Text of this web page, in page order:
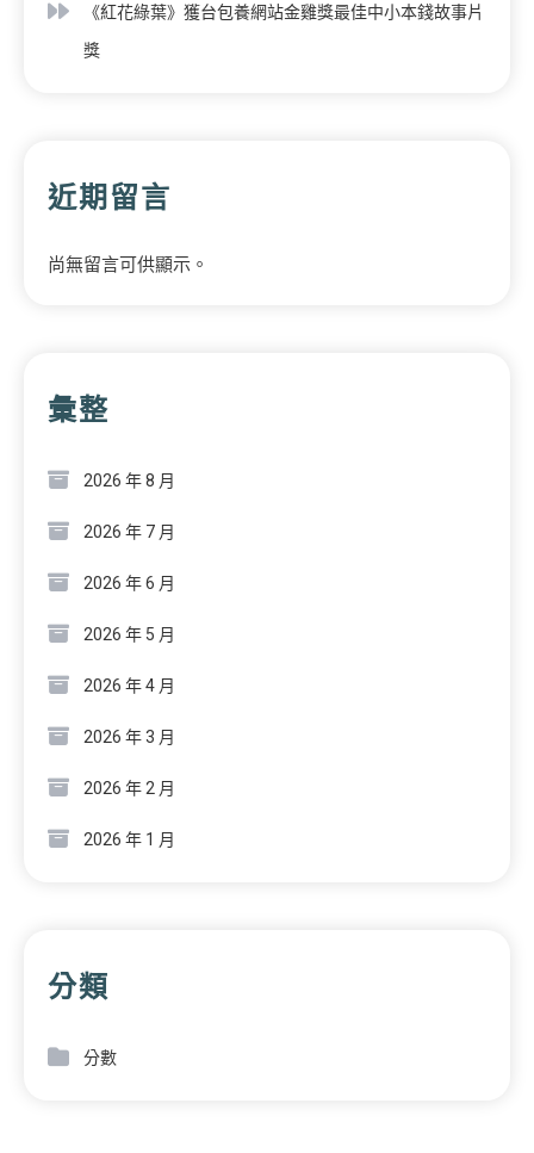
《紅花綠葉》獲台包養網站金雞獎最佳中小本錢故事片
獎
近期留言
尚無留言可供顯示。
彙整
2026 年 8 月
2026 年 7 月
2026 年 6 月
2026 年 5 月
2026 年 4 月
2026 年 3 月
2026 年 2 月
2026 年 1 月
分類
分數